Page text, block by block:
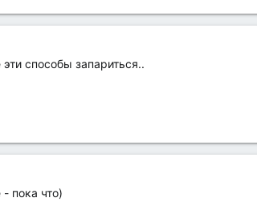
способы запариться..
пока что)